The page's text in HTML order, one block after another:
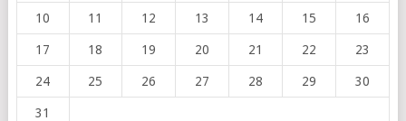
10 11 12 13 14 15 16
17 18 19 20 21 22 23
24 25 26 27 28 29 30
31